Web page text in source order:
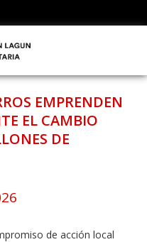
EMPRENDEN
EL CAMBIO
DE
de acción local